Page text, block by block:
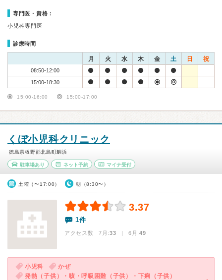
専門医・資格：
小児科専門医
診療時間
月 火 水 木 金 土 日 祝
08:50-12:00
15:00-18:30
15:00-16:00 15:00-17:00
くぼ小児科クリニック
徳島県板野郡北島町鯛浜
駐車場あり ネット予約 マイナ受付
土曜（〜17:00） 朝（8:30〜）
3.37
1件
アクセス数 7月:33 | 6月:49
小児科
かぜ
発熱（子供）・咳・呼吸困難（子供）・下痢（子供）